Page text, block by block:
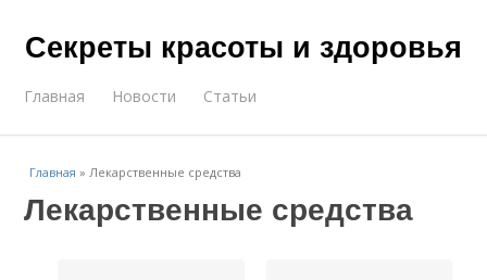
Секреты красоты и здоровья
Главная Новости Статьи
Главная »Лекарственные средства
Лекарственные средства